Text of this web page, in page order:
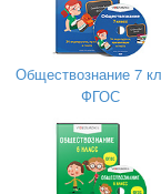
изречение:
два-три
Обществознание 7
ФГОС